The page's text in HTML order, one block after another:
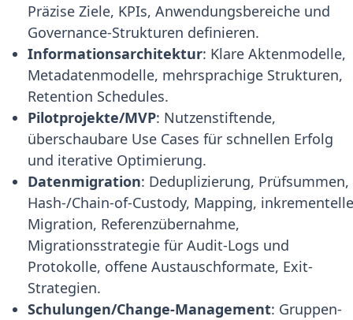
Präzise Ziele, KPIs, Anwendungsbereiche und
Governance-Strukturen definieren.
Informationsarchitektur: Klare Aktenmodelle,
Metadatenmodelle, mehrsprachige Strukturen,
Retention Schedules.
Pilotprojekte/MVP: Nutzenstiftende,
überschaubare Use Cases für schnellen Erfolg
und iterative Optimierung.
Datenmigration: Deduplizierung, Prüfsummen,
Hash-/Chain-of-Custody, Mapping,
Migration, Referenzübernahme,
Migrationsstrategie für Audit-Logs und
Protokolle, offene Austauschformate, Exit-
Strategien.
Schulungen/Change-Management: Gruppen-